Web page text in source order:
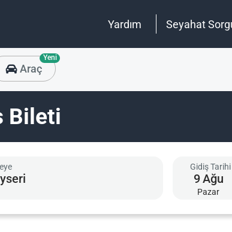
Yardım Seyahat
Araç
Yeni
Bileti
Gidiş Tarihi
9Ağu
Pazar